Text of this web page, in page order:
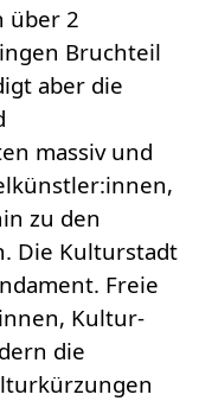
über 2
Bruchteil
aber die
massiv und
zu den
Die Kulturstadt
Freie
Kultur-
die